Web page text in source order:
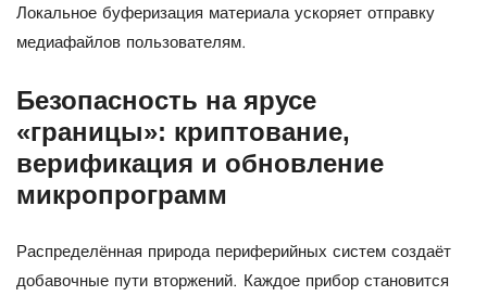
Локальное буферизация материала ускоряет отправку
медиафайлов пользователям.
Безопасность на ярусе
«границы»: криптование,
верификация и обновление
микропрограмм
Распределённая природа периферийных систем создаёт
добавочные пути вторжений. Каждое прибор становится